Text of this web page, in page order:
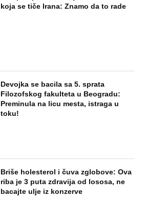
koja se tiče Irana: Znamo da to rade
Devojka se bacila sa 5. sprata
Filozofskog fakulteta u Beogradu:
Preminula na licu mesta, istraga u
toku!
Briše holesterol i čuva zglobove: Ova
riba je 3 puta zdravija od lososa, ne
bacajte ulje iz konzerve